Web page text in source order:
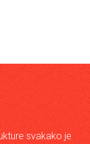
svakako je